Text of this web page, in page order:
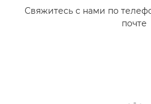
Свяжитесь с нами по
почте